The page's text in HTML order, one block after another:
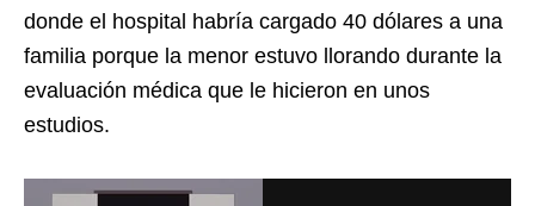
donde el hospital habría cargado 40 dólares a una
familia porque la menor estuvo llorando durante la
evaluación médica que le hicieron en unos
estudios.